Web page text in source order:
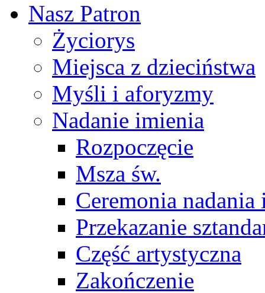
Nasz Patron
Życiorys
Miejsca z dzieciństwa
Myśli i aforyzmy
Nadanie imienia
Rozpoczęcie
Msza św.
Ceremonia nadania
Przekazanie
Część artystyczna
Zakończenie